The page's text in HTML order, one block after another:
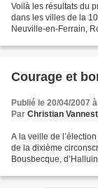
Voilà les résultats du
dans les villes de la
Neuville-en-Ferrain,
Courage et
Publié le 20/04/2007
Par Christian
A la veille de
de la dixième
Bousbecque,